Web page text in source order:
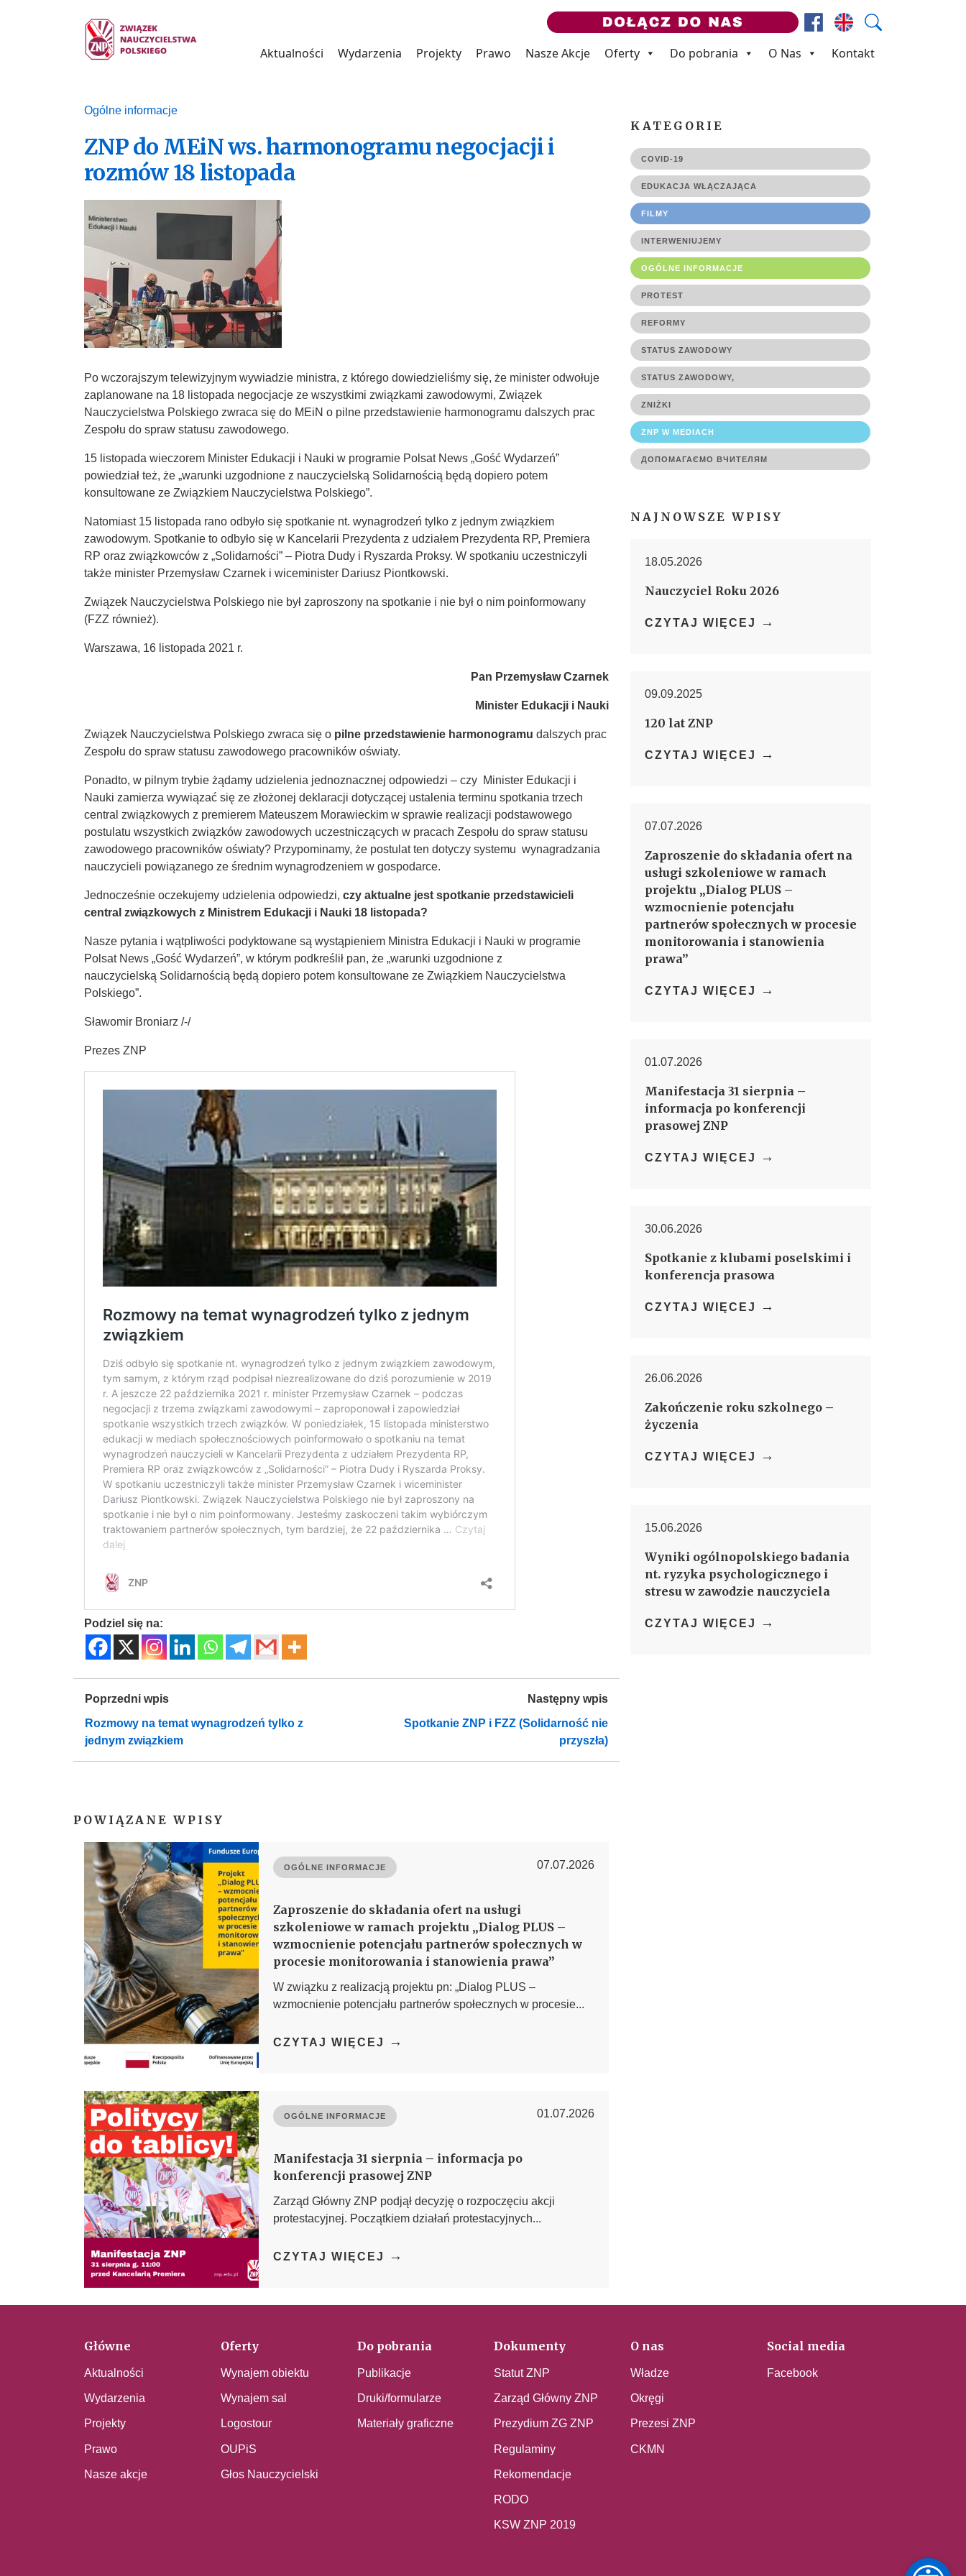
FacebookPrezes ZNP
Wyszukaj
Aktualności Wydarzenia Projekty Prawo Nasze Akcje Oferty Do pobrania O Nas Kontakt
Ogólne informacje
ZNP do MEiN ws. harmonogramu negocjacji i
rozmów 18 listopada
Po wczorajszym telewizyjnym wywiadzie ministra, z którego dowiedzieliśmy się, że minister odwołuje
zaplanowane na 18 listopada negocjacje ze wszystkimi związkami zawodowymi, Związek
Nauczycielstwa Polskiego zwraca się do MEiN o pilne przedstawienie harmonogramu dalszych prac
Zespołu do spraw statusu zawodowego.
15 listopada wieczorem Minister Edukacji i Nauki w programie Polsat News „Gość Wydarzeń”
powiedział też, że „warunki uzgodnione z nauczycielską Solidarnością będą dopiero potem
konsultowane ze Związkiem Nauczycielstwa Polskiego”.
Natomiast 15 listopada rano odbyło się spotkanie nt. wynagrodzeń tylko z jednym związkiem
zawodowym. Spotkanie to odbyło się w Kancelarii Prezydenta z udziałem Prezydenta RP, Premiera
RP oraz związkowców z „Solidarności” – Piotra Dudy i Ryszarda Proksy. W spotkaniu uczestniczyli
także minister Przemysław Czarnek i wiceminister Dariusz Piontkowski.
Związek Nauczycielstwa Polskiego nie był zaproszony na spotkanie i nie był o nim poinformowany
(FZZ również).
Warszawa, 16 listopada 2021 r.
Pan Przemysław Czarnek
Minister Edukacji i Nauki
Związek Nauczycielstwa Polskiego zwraca się o pilne przedstawienie harmonogramu dalszych prac
Zespołu do spraw statusu zawodowego pracowników oświaty.
Ponadto, w pilnym trybie żądamy udzielenia jednoznacznej odpowiedzi – czy Minister Edukacji i
Nauki zamierza wywiązać się ze złożonej deklaracji dotyczącej ustalenia terminu spotkania trzech
central związkowych z premierem Mateuszem Morawieckim w sprawie realizacji podstawowego
postulatu wszystkich związków zawodowych uczestniczących w pracach Zespołu do spraw statusu
zawodowego pracowników oświaty? Przypominamy, że postulat ten dotyczy systemu wynagradzania
nauczycieli powiązanego ze średnim wynagrodzeniem w gospodarce.
Jednocześnie oczekujemy udzielenia odpowiedzi, czy aktualne jest spotkanie przedstawicieli
central związkowych z Ministrem Edukacji i Nauki 18 listopada?
Nasze pytania i wątpliwości podyktowane są wystąpieniem Ministra Edukacji i Nauki w programie
Polsat News „Gość Wydarzeń”, w którym podkreślił pan, że „warunki uzgodnione z
nauczycielską Solidarnością będą dopiero potem konsultowane ze Związkiem Nauczycielstwa
Polskiego”.
Sławomir Broniarz /-/
Prezes ZNP
Podziel się na:
Poprzedni wpis
Rozmowy na temat wynagrodzeń tylko z
jednym związkiem
Następny wpis
Spotkanie ZNP i FZZ (Solidarność nie
przyszła)
POWIĄZANE WPISY
OGÓLNE INFORMACJE 07.07.2026
Zaproszenie do składania ofert na usługi
szkoleniowe w ramach projektu „Dialog PLUS –
wzmocnienie potencjału partnerów społecznych w
procesie monitorowania i stanowienia prawa”
W związku z realizacją projektu pn: „Dialog PLUS –
wzmocnienie potencjału partnerów społecznych w procesie...
CZYTAJ WIĘCEJ →
OGÓLNE INFORMACJE 01.07.2026
Manifestacja 31 sierpnia – informacja po
konferencji prasowej ZNP
Zarząd Główny ZNP podjął decyzję o rozpoczęciu akcji
protestacyjnej. Początkiem działań protestacyjnych...
CZYTAJ WIĘCEJ →
KATEGORIE
COVID-19
EDUKACJA WŁĄCZAJĄCA
FILMY
INTERWENIUJEMY
OGÓLNE INFORMACJE
PROTEST
REFORMY
STATUS ZAWODOWY
STATUS ZAWODOWY,
ZNIŻKI
ZNP W MEDIACH
ДОПОМАГАЄМО ВЧИТЕЛЯМ
NAJNOWSZE WPISY
18.05.2026
Nauczyciel Roku 2026
CZYTAJ WIĘCEJ →
09.09.2025
120 lat ZNP
CZYTAJ WIĘCEJ →
07.07.2026
Zaproszenie do składania ofert na
usługi szkoleniowe w ramach
projektu „Dialog PLUS –
wzmocnienie potencjału
partnerów społecznych w procesie
monitorowania i stanowienia
prawa”
CZYTAJ WIĘCEJ →
01.07.2026
Manifestacja 31 sierpnia –
informacja po konferencji
prasowej ZNP
CZYTAJ WIĘCEJ →
30.06.2026
Spotkanie z klubami poselskimi i
konferencja prasowa
CZYTAJ WIĘCEJ →
26.06.2026
Zakończenie roku szkolnego –
życzenia
CZYTAJ WIĘCEJ →
15.06.2026
Wyniki ogólnopolskiego badania
nt. ryzyka psychologicznego i
stresu w zawodzie nauczyciela
CZYTAJ WIĘCEJ →
Główne
Aktualności
Wydarzenia
Projekty
Prawo
Nasze akcje
Oferty
Wynajem obiektu
Wynajem sal
Logostour
OUPiS
Głos Nauczycielski
Do pobrania
Publikacje
Druki/formularze
Materiały graficzne
Dokumenty
Statut ZNP
Zarząd Główny ZNP
Prezydium ZG ZNP
Regulaminy
Rekomendacje
RODO
KSW ZNP 2019
O nas
Władze
Okręgi
Prezesi ZNP
CKMN
Social media
Facebook